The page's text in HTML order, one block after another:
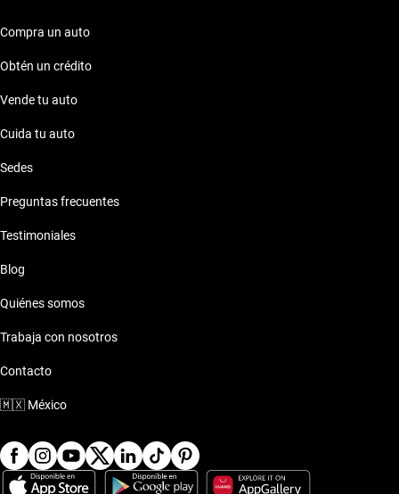
Compra un auto
Obtén un crédito
Vende tu auto
Cuida tu auto
Sedes
Preguntas frecuentes
Testimoniales
Blog
Quiénes somos
Trabaja con nosotros
Contacto
🇲🇽 México